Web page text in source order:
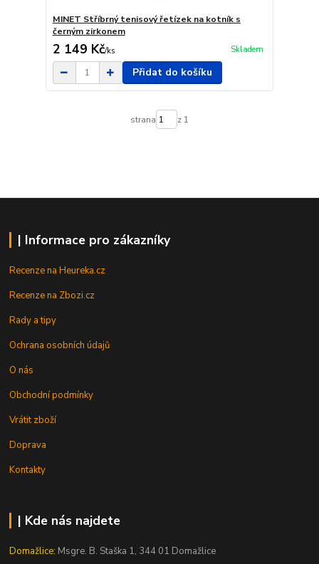
MINET Stříbrný tenisový řetízek na kotník s
černým zirkonem
2 149 Kč/ks Skladem
Přidat do košíku
strana z 1
| Informace pro zákazníky
Recenze na Heureka.cz
Recenze na Zbozi.cz
Rady a tipy
Ochrana osobních údajů
O nás
Obchodní podmínky
Vrátit zboží
Doprava
Kontakty
| Kde nás najdete
Domažlice: Msgre. B. Staška 1, 344 01 Domažlice